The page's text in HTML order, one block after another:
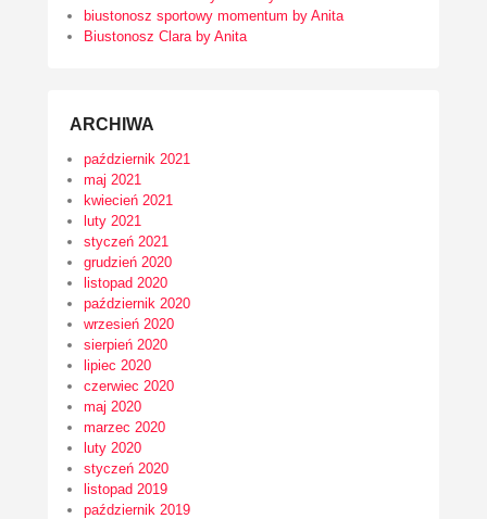
biustonosz sportowy momentum by Anita
Biustonosz Clara by Anita
ARCHIWA
październik 2021
maj 2021
kwiecień 2021
luty 2021
styczeń 2021
grudzień 2020
listopad 2020
październik 2020
wrzesień 2020
sierpień 2020
lipiec 2020
czerwiec 2020
maj 2020
marzec 2020
luty 2020
styczeń 2020
listopad 2019
październik 2019